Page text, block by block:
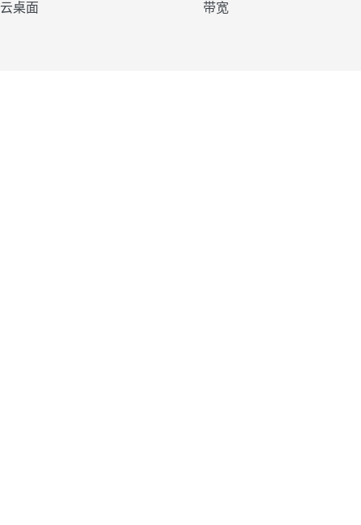
云桌面 带宽